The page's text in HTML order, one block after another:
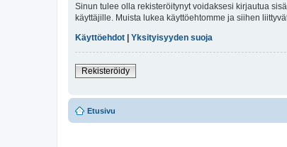
Sinun tulee olla rekisteröitynyt voidaksesi kirjautua
käyttäjille. Muista lukea käyttöehtomme ja siihen
Käyttöehdot | Yksityisyyden suoja
Rekisteröidy
Etusivu